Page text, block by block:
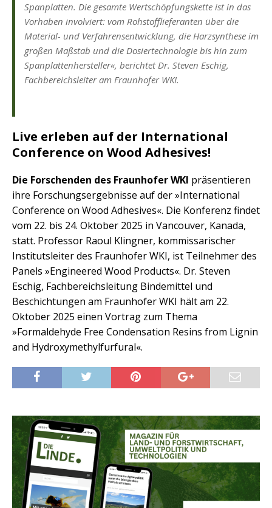
Spanplatten. Die gesamte Wertschöpfungskette ist in das
Vorhaben involviert: vom Rohstofflieferanten über die
Material- und Verfahrensentwicklung, die Harzsynthese im
großen Maßstab und die Dosiertechnologie bis hin zum
Spanplattenhersteller«, berichtet Dr. Steven Eschig,
Fachbereichsleiter am Fraunhofer WKI.
Live erleben auf der International
Conference on Wood Adhesives!
Die Forschenden des Fraunhofer WKI präsentieren
ihre Forschungsergebnisse auf der »International
Conference on Wood Adhesives«. Die Konferenz findet
vom 22. bis 24. Oktober 2025 in Vancouver, Kanada,
statt. Professor Raoul Klingner, kommissarischer
Institutsleiter des Fraunhofer WKI, ist Teilnehmer des
Panels »Engineered Wood Products«. Dr. Steven
Eschig, Fachbereichsleitung Bindemittel und
Beschichtungen am Fraunhofer WKI hält am 22.
Oktober 2025 einen Vortrag zum Thema
»Formaldehyde Free Condensation Resins from Lignin
and Hydroxymethylfurfural«.